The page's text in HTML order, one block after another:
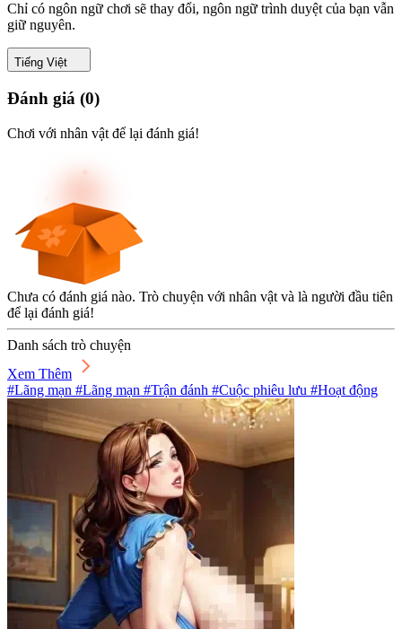
Chỉ có ngôn ngữ chơi sẽ thay đổi, ngôn ngữ trình duyệt của bạn vẫn
giữ nguyên.
Tiếng Việt
Đánh giá (0)
Chơi với nhân vật để lại đánh giá!
Chưa có đánh giá nào. Trò chuyện với nhân vật và là người đầu tiên
để lại đánh giá!
Danh sách trò chuyện
Xem Thêm
#Lãng mạn #Lãng mạn #Trận đánh #Cuộc phiêu lưu #Hoạt động